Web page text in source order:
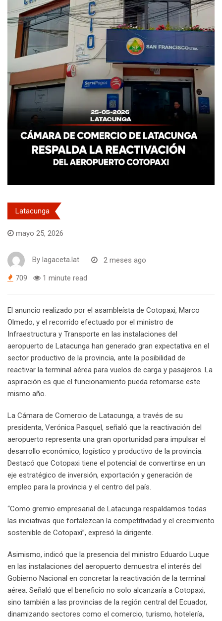
Latacunga
mayo 25, 2026
By lagaceta.lat 2 meses ago
709 1 minute read
El anuncio realizado por el asambleísta de Cotopaxi, Marco
Olmedo, y el recorrido efectuado por el ministro de
Infraestructura y Transporte en las instalaciones del
aeropuerto de Latacunga han generado gran expectativa en el
sector productivo de la provincia, ante la posibilidad de
reactivar la terminal aérea para vuelos de carga y pasajeros. La
aspiración es que el funcionamiento pueda retomarse este
mismo año.
La Cámara de Comercio de Latacunga, a través de su
presidenta, Verónica Pasquel, señaló que la reactivación del
aeropuerto representa una gran oportunidad para impulsar el
desarrollo económico, logístico y productivo de la provincia.
Destacó que Cotopaxi tiene el potencial de convertirse en un
eje estratégico de inversión, exportación y generación de
empleo para la provincia y el centro del país.
“Como gremio empresarial de Latacunga respaldamos todas
las iniciativas que fortalezcan la competitividad y el crecimiento
sostenible de Cotopaxi”, expresó la dirigente.
Asimismo, indicó que la presencia del ministro Eduardo Luque
en las instalaciones del aeropuerto demuestra el interés del
Gobierno Nacional en concretar la reactivación de la terminal
aérea. Señaló que el beneficio no solo alcanzaría a Cotopaxi,
sino también a las provincias de la región central del Ecuador,
dinamizando sectores como el comercio, turismo, hotelería,